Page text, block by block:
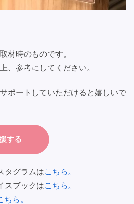
材時のものです。
、参考にしてください。
ポートしていただけると嬉しいで
タグラムはこちら。
スブックはこちら。
ちら。